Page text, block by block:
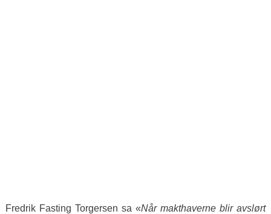
Fredrik Fasting Torgersen sa «Når makthaverne blir avslørt